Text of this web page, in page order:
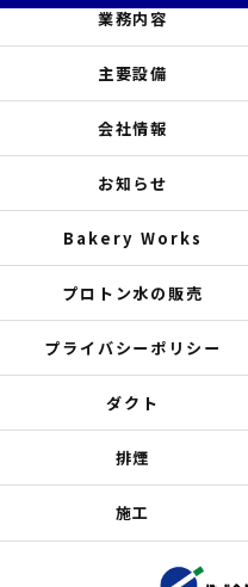
業務内容
主要設備
会社情報
お知らせ
Bakery Works
プロトン水の販売
プライバシーポリシー
ダクト
排煙
施工